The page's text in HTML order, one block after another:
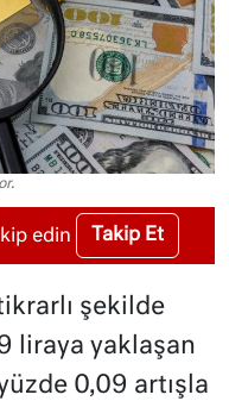
edin Takip Et
şekilde
liraya yaklaşan
0,09 artışla